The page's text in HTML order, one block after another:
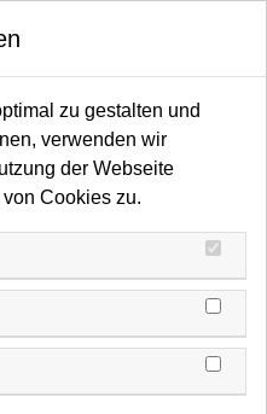
/ Anschlagmittel / Arbeitsschutz
PREIS (HOCH - NIEDRIG)
zu gestalten und
verwenden wir
der Webseite
Cookies zu.